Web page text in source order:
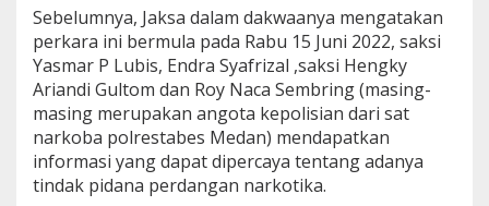
Sebelumnya, Jaksa dalam dakwaanya mengatakan
perkara ini bermula pada Rabu 15 Juni 2022, saksi
Yasmar P Lubis, Endra Syafrizal ,saksi Hengky
Ariandi Gultom dan Roy Naca Sembring (masing-
masing merupakan angota kepolisian dari sat
narkoba polrestabes Medan) mendapatkan
informasi yang dapat dipercaya tentang adanya
tindak pidana perdangan narkotika.